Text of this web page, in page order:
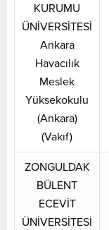
KURUMU
ÜNİVERSİTESİ
Ankara
Havacılık
Meslek
Yüksekokulu
(Ankara)
(Vakıf)
ZONGULDAK
BÜLENT
ECEVİT
ÜNİVERSİTESİ